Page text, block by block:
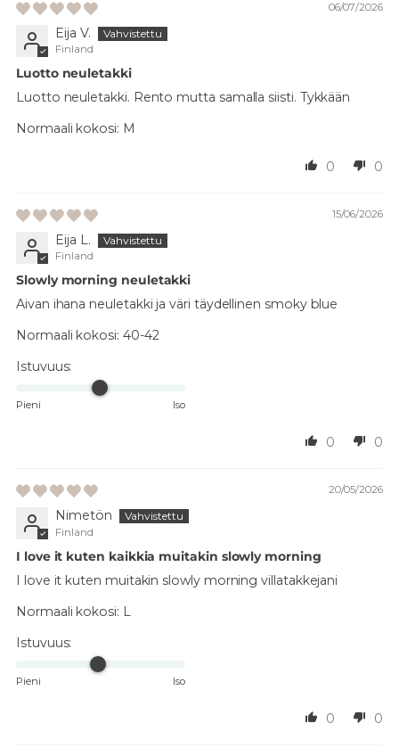
06/07/2026
Eija V.
Finland
Luotto neuletakki
Luotto neuletakki. Rento mutta samalla siisti. Tykkään
Normaali kokosi: M
0 0
15/06/2026
Eija L.
Finland
Slowly morning neuletakki
Aivan ihana neuletakki ja väri täydellinen smoky blue
Normaali kokosi: 40-42
Istuvuus:
Pieni Iso
0 0
20/05/2026
Nimetön
Finland
I love it kuten kaikkia muitakin slowly morning
I love it kuten muitakin slowly morning villatakkejani
Normaali kokosi: L
Istuvuus:
Pieni Iso
0 0